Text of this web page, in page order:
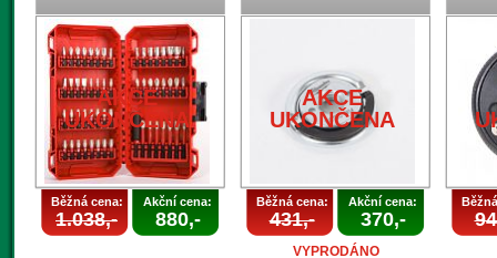
AKCE
UKONČENA
Běžná cena:
1.038,-
Akční cena:
880,-
AKCE
UKONČENA
Běžná cena:
431,-
Akční cena:
370,-
VYPRODÁNO